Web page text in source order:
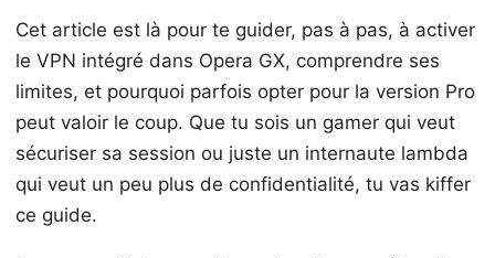
Cet article est là pour te guider, pas à pas, à activer
le VPN intégré dans Opera GX, comprendre ses
limites, et pourquoi parfois opter pour la version Pro
peut valoir le coup. Que tu sois un gamer qui veut
sécuriser sa session ou juste un internaute lambda
qui veut un peu plus de confidentialité, tu vas kiffer
ce guide.